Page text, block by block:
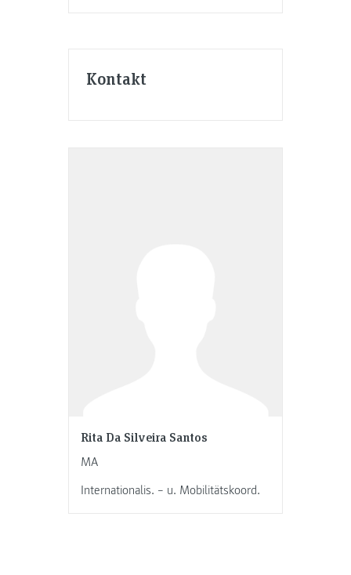
Kontakt
Rita Da Silveira Santos
MA
Internationalis. – u. Mobilitätskoord.